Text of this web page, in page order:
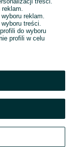
з України
reklam.
reklam.
treści.
do wyboru
profili w celu